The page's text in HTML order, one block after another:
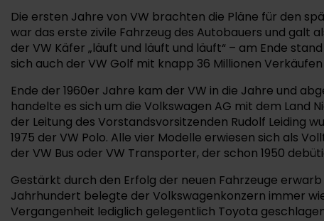
Die ersten Jahre von VW brachten die Pläne für den
war das erste zivile Fahrzeug des Autobauers und galt
der VW Käfer „läuft und läuft und läuft“ – am Ende
sich auch der VW Golf mit knapp 36 Millionen
Ende der 1960er Jahre kam der VW in die Jahre und
handelte es sich um die Volkswagen AG mit dem Land
der Leitung des Vorstandsvorsitzenden Rudolf Leiding
1975 der VW Polo. Alle vier Modelle erwiesen sich als
der VW Bus oder VW Transporter, der schon 1950
Gestärkt durch den Erfolg der neuen Fahrzeuge erwarb
Jahrhundert belegte der Volkswagenkonzern immer
Vergangenheit lediglich gelegentlich Toyota